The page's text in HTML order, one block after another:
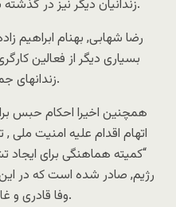
زندانیان دیگر نیز در گذشته به همین سرنوشت دچار می باشد.
رضا شهابی, بهنام ابراهیم
بسیاری دیگر از فعالین
زندانهای جمهوری اسلامی ایران به سر می برند.
همچنین اخیرا احکام حبس
اتهام اقدام علیه امنیت ملی
“کمیته هماهنگی برای ایجاد
رژیم, صادر شده است که در این
وفا قادری و غالب حسینی و بسیاری دیگر نام برد.